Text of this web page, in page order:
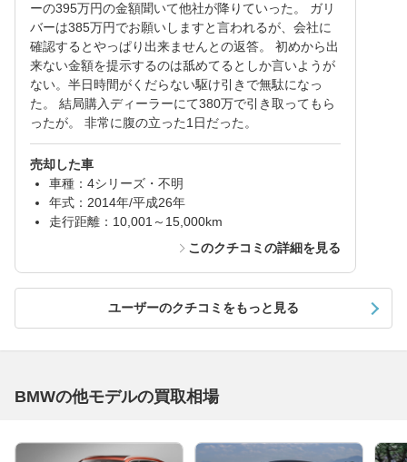
ーの395万円の金額聞いて他社が降りていった。 ガリ
バーは385万円でお願いしますと言われるが、会社に
確認するとやっぱり出来ませんとの返答。 初めから出
来ない金額を提示するのは舐めてるとしか言いようが
ない。半日時間がくだらない駆け引きで無駄になっ
た。 結局購入ディーラーにて380万で引き取ってもら
ったが。 非常に腹の立った1日だった。
売却した車
車種：4シリーズ・不明
年式：2014年/平成26年
走行距離：10,001～15,000km
このクチコミの詳細を見る
ユーザーのクチコミをもっと見る
BMWの他モデルの買取相場